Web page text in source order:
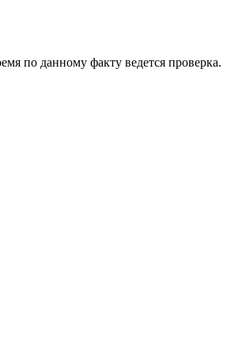
по данному факту ведется проверка.